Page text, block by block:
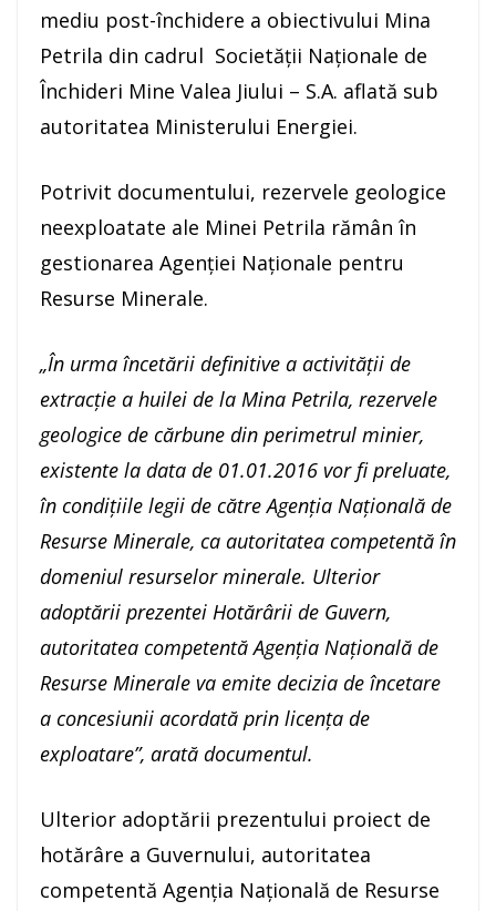
mediu post-închidere a obiectivului Mina
Petrila din cadrul Societății Naționale de
Închideri Mine Valea Jiului – S.A. aflată sub
autoritatea Ministerului Energiei.
Potrivit documentului, rezervele geologice
neexploatate ale Minei Petrila rămân în
gestionarea Agenţiei Naţionale pentru
Resurse Minerale.
„În urma încetării definitive a activității de
extracție a huilei de la Mina Petrila, rezervele
geologice de cărbune din perimetrul minier,
existente la data de 01.01.2016 vor fi preluate,
în condițiile legii de către Agenția Națională de
Resurse Minerale, ca autoritatea competentă în
domeniul resurselor minerale. Ulterior
adoptării prezentei Hotărârii de Guvern,
autoritatea competentă Agenția Națională de
Resurse Minerale va emite decizia de încetare
a concesiunii acordată prin licența de
exploatare”, arată documentul.
Ulterior adoptării prezentului proiect de
hotărâre a Guvernului, autoritatea
competentă Agenția Națională de Resurse